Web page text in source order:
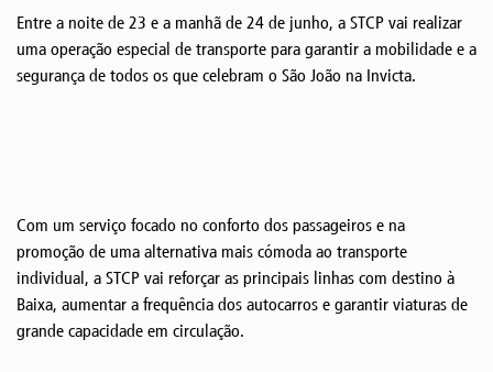
Entre a noite de 23 e a manhã de 24 de junho, a STCP vai realizar
uma operação especial de transporte para garantir a mobilidade e a
segurança de todos os que celebram o São João na Invicta.
Com um serviço focado no conforto dos passageiros e na
promoção de uma alternativa mais cómoda ao transporte
individual, a STCP vai reforçar as principais linhas com destino à
Baixa, aumentar a frequência dos autocarros e garantir viaturas de
grande capacidade em circulação.